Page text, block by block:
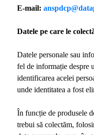
E-mail:
Datele pe care le
Datele personale sau
fel de informație despre
identificarea acelei
unde identitatea a fost
În funcție de produsele
trebui să colectăm,